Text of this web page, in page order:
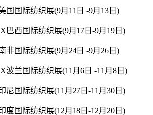
国际纺织展(9月11日 -9月13日)
西国际纺织展(9月17日-9月19日)
国际纺织展(9月24日 -9月26日)
兰国际纺织展(11月6日 -11月8日)
国际纺织展(11月27日-11月30日)
国际纺织展(12月18日-12月20日)